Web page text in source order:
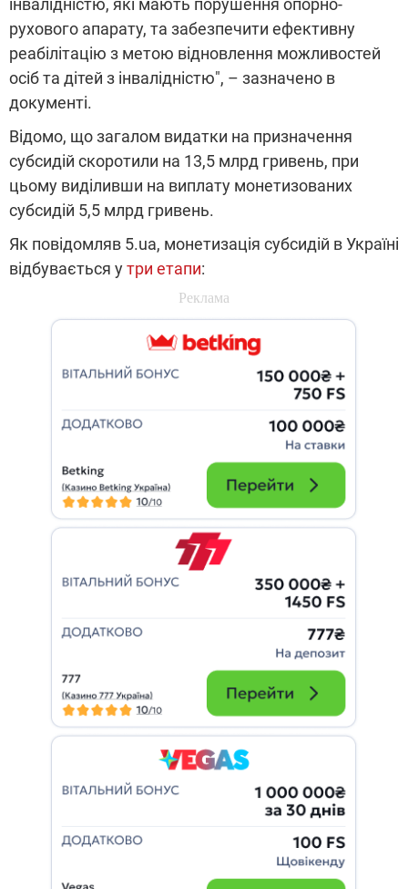
рухового апарату, та забезпечити ефективну
реабілітацію з метою відновлення можливостей
осіб та дітей з інвалідністю", – зазначено в
документі.
Відомо, що загалом видатки на призначення
субсидій скоротили на 13,5 млрд гривень, при
цьому виділивши на виплату монетизованих
субсидій 5,5 млрд гривень.
Як повідомляв 5.ua, монетизація субсидій в Україні
відбувається утри етапи: